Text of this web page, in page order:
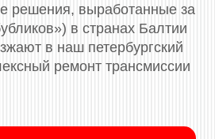
решения, выработанные за
в странах Балтии
в наш петербургский
ремонт трансмиссии